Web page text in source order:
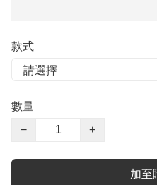
款式
數量
−
+
加至